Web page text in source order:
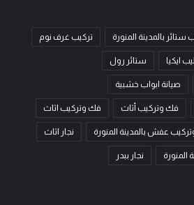
ستائر بالمدينة المنورة تركيب غرف نوم
ايكيا ستائر رول
صيانة ابواب خشبية
فك وتركيب أثاث فك وتركيب اثاث
عفش بالمدينة المنورة نجار اثاث
المنورة نجار ببدر